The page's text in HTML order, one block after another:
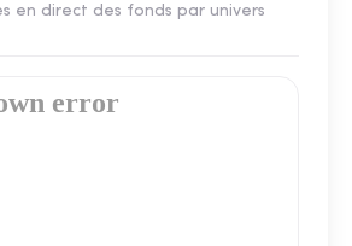
en direct des fonds par univers